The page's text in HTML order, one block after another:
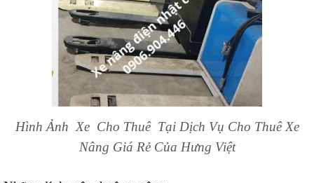
Hình Ảnh Xe Cho Thuê Tại Dịch Vụ Cho Thuê Xe
Nâng Giá Rẻ Của Hưng Việt